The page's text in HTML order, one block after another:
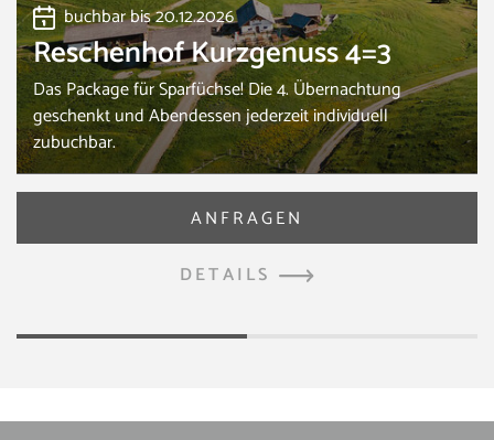
buchbar bis 20.12.2026
Reschenhof Kurzgenuss 4=3
Das Package für Sparfüchse! Die 4. Übernachtung
geschenkt und Abendessen jederzeit individuell
zubuchbar.
DETAILS